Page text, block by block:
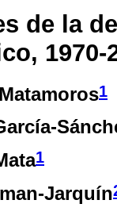
de la
1970-
1
1
Jarquín